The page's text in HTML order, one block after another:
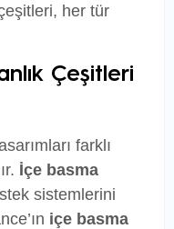
her tür
Çeşitleri
farklı
İçe basma
sistemlerini
içe basma